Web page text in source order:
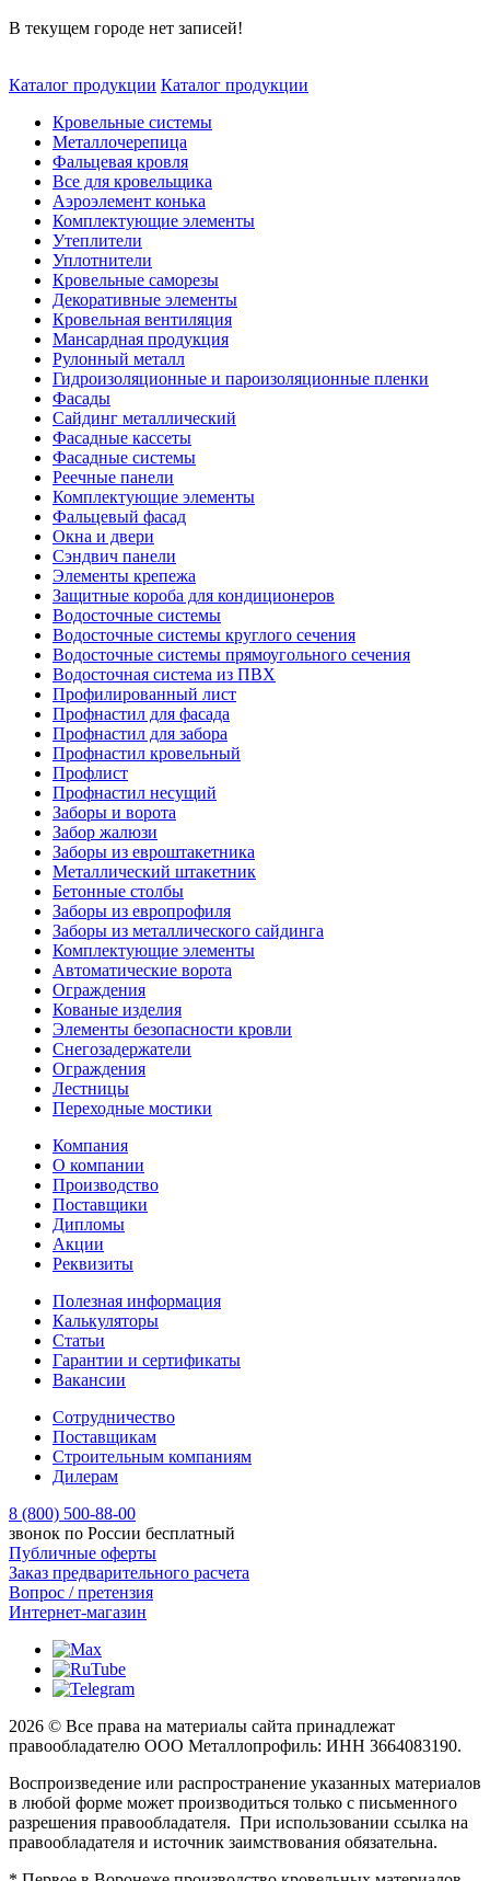
В текущем городе нет записей!
Каталог продукции Каталог продукции
Кровельные системы
Металлочерепица
Фальцевая кровля
Все для кровельщика
Аэроэлемент конька
Комплектующие элементы
Утеплители
Уплотнители
Кровельные саморезы
Декоративные элементы
Кровельная вентиляция
Мансардная продукция
Рулонный металл
Гидроизоляционные и пароизоляционные пленки
Фасады
Сайдинг металлический
Фасадные кассеты
Фасадные системы
Реечные панели
Комплектующие элементы
Фальцевый фасад
Окна и двери
Сэндвич панели
Элементы крепежа
Защитные короба для кондиционеров
Водосточные системы
Водосточные системы круглого сечения
Водосточные системы прямоугольного сечения
Водосточная система из ПВХ
Профилированный лист
Профнастил для фасада
Профнастил для забора
Профнастил кровельный
Профлист
Профнастил несущий
Заборы и ворота
Забор жалюзи
Заборы из евроштакетника
Металлический штакетник
Бетонные столбы
Заборы из европрофиля
Заборы из металлического сайдинга
Комплектующие элементы
Автоматические ворота
Ограждения
Кованые изделия
Элементы безопасности кровли
Снегозадержатели
Ограждения
Лестницы
Переходные мостики
Компания
О компании
Производство
Поставщики
Дипломы
Акции
Реквизиты
Полезная информация
Калькуляторы
Статьи
Гарантии и сертификаты
Вакансии
Сотрудничество
Поставщикам
Строительным компаниям
Дилерам
8 (800) 500-88-00
звонок по России бесплатный
Публичные оферты
Заказ предварительного расчета
Вопрос / претензия
Интернет-магазин
2026 © Все права на материалы сайта принадлежат
правообладателю ООО Металлопрофиль: ИНН 3664083190.
Воспроизведение или распространение указанных материалов
в любой форме может производиться только с письменного
разрешения правообладателя. При использовании ссылка на
правообладателя и источник заимствования обязательна.